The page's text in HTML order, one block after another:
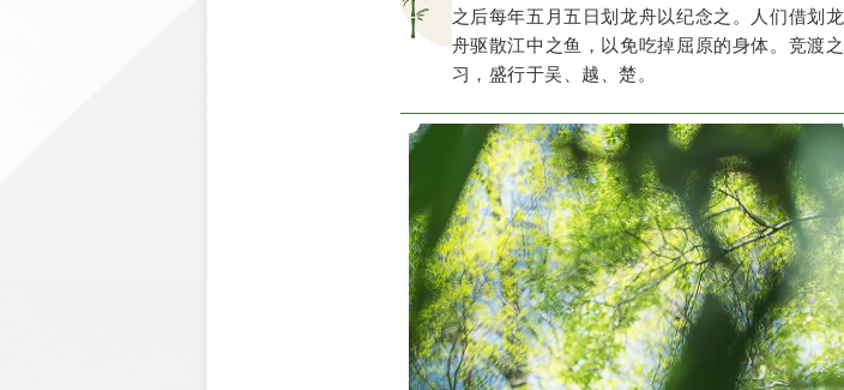
之后每年五月五日划龙舟以纪念之。
人们借划龙
舟驱散江中之鱼，以免吃掉屈原的身体。 竞渡之
习，盛行于吴、越、楚。